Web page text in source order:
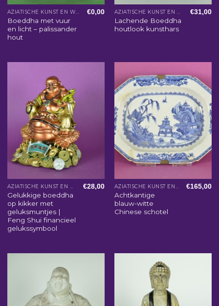
AZIATISCHE KUNST EN WOONACCESSOIRES
Boeddha met vuur
en licht – palissander
hout
€0,00 AZIATISCHE KUNST EN WOONACCESSOIRES
Lachende Boeddha
houtlook kunsthars
€31,00
AZIATISCHE KUNST EN WOONACCESSOIRES
Gelukkige boeddha
op kikker met
geluksmuntjes |
Feng Shui financieel
gelukssymbool
€28,00 AZIATISCHE KUNST EN WOONACCESSOIRES
Achtkantige
blauw-witte
Chinese schotel
€165,00